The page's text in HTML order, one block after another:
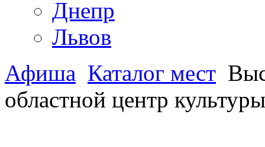
Днепр
Львов
Афиша Каталог мест
областной центр